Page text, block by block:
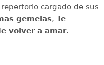
cargado de sus
gemelas, Te
volver a amar.